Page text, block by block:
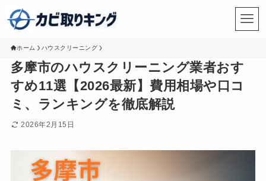
ホーム ハウスクリーニング
多摩市のハウスクリーニング業者おす
すめ11選【2026最新】費用相場や口コ
ミ、ランキングを徹底解説
2026年2月15日